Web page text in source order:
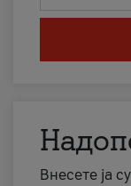
Внесете ја